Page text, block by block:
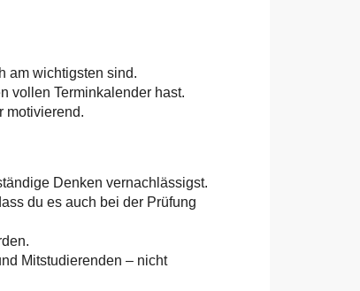
am wichtigsten sind.
vollen Terminkalender hast.
motivierend.
Denken vernachlässigst.
du es auch bei der Prüfung
Mitstudierenden – nicht